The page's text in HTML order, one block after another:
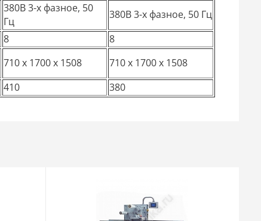
380В 3-х фазное, 50
Гц
380В 3-х фазное, 50 Гц
8
8
710 x 1700 x 1508
710 x 1700 x 1508
410 380